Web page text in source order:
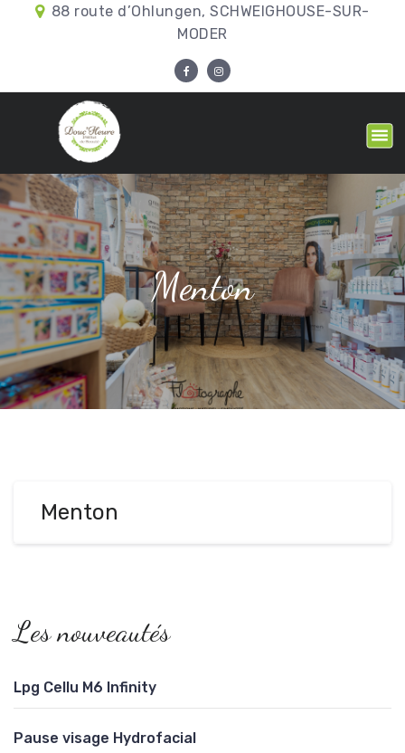
88 route d’Ohlungen, SCHWEIGHOUSE-SUR-
MODER
Menton
Menton
Les nouveautés
Lpg Cellu M6 Infinity
Pause visage Hydrofacial